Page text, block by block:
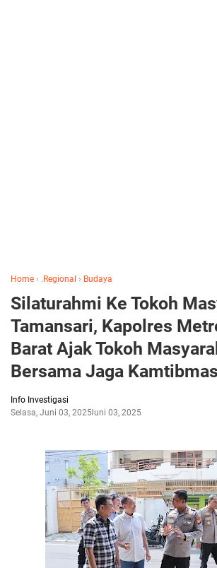
Home › .Regional › Budaya
Silaturahmi Ke Tokoh
Tamansari, Kapolres
Barat Ajak Tokoh
Bersama Jaga Kamtibmas
Info Investigasi
Selasa, Juni 03, 2025Juni 03, 2025